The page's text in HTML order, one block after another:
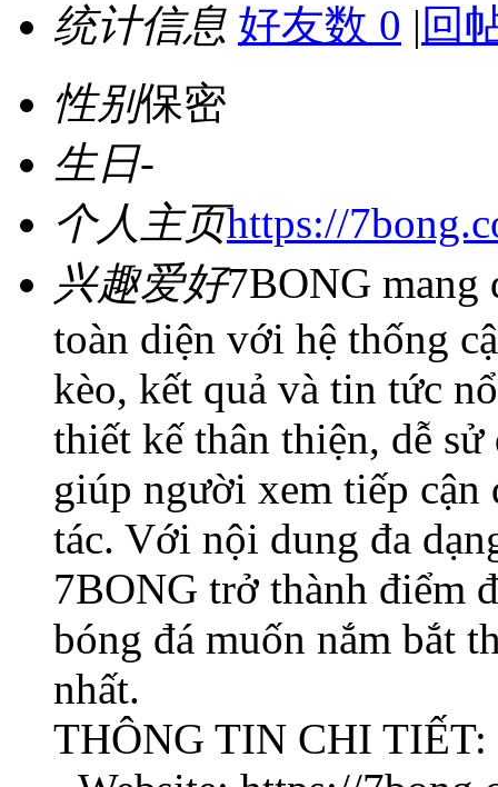
统计信息 好友数 0 | 回
性别保密
生日-
个人主页https://
兴趣爱好7BONG mang
toàn diện với hệ thống
kèo, kết quả và tin tức
thiết kế thân thiện, dễ
giúp người xem tiếp
tác. Với nội dung đa
7BONG trở thành điểm
bóng đá muốn nắm bắt
nhất.
THÔNG TIN CHI TIẾT: